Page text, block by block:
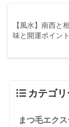
【風水】南西と
味と開運ポイン
カテゴリ
まつ毛エク